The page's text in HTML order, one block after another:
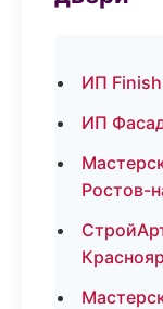
ИП
ИП
Ростов-